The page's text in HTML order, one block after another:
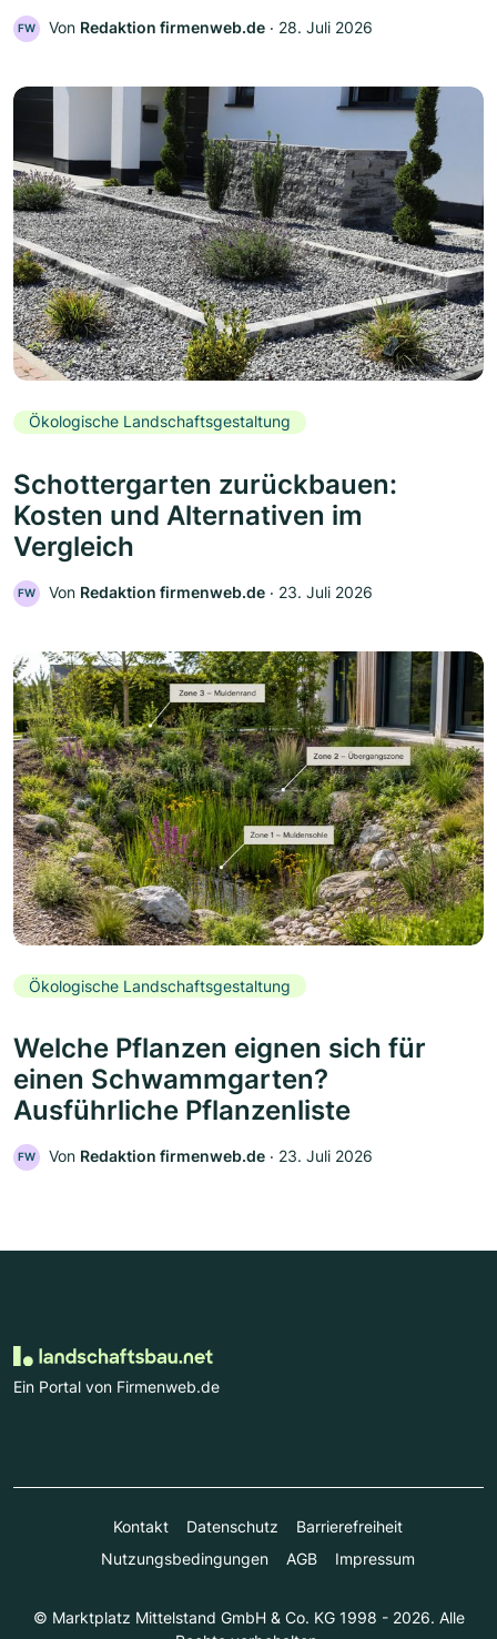
FW Von Redaktion firmenweb.de ‧ 28. Juli 2026
Ökologische Landschaftsgestaltung
Schottergarten zurückbauen:
Kosten und Alternativen im
Vergleich
FW Von Redaktion firmenweb.de ‧ 23. Juli 2026
Ökologische Landschaftsgestaltung
Welche Pflanzen eignen sich für
einen Schwammgarten?
Ausführliche Pflanzenliste
FW Von Redaktion firmenweb.de ‧ 23. Juli 2026
Ein Portal von Firmenweb.de
Kontakt Datenschutz
Barrierefreiheit
Nutzungsbedingungen
AGB Impressum
© Marktplatz Mittelstand GmbH & Co. KG 1998 - 2026. Alle